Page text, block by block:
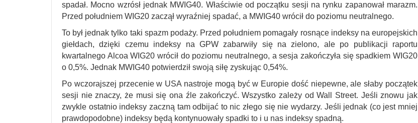
spadał. Mocno wzrósł jednak MWIG40. Właściwie od początku sesji na rynku zapanował marazm.
Przed południem WIG20 zaczął wyraźniej spadać, a MWIG40 wrócił do poziomu neutralnego.
To był jednak tylko taki spazm podaży. Przed południem pomagały rosnące indeksy na europejskich
giełdach, dzięki czemu indeksy na GPW zabarwiły się na zielono, ale po publikacji raportu
kwartalnego Alcoa WIG20 wrócił do poziomu neutralnego, a sesja zakończyła się spadkiem WIG20
o 0,5%. Jednak MWIG40 potwierdził swoją siłę zyskując 0,54%.
Po wczorajszej przecenie w USA nastroje mogą być w Europie dość niepewne, ale słaby początek
sesji nie znaczy, że musi się ona źle zakończyć. Wszystko zależy od Wall Street. Jeśli znowu jak
zwykle ostatnio indeksy zaczną tam odbijać to nic złego się nie wydarzy. Jeśli jednak (co jest mniej
prawdopodobne) indeksy będą kontynuowały spadki to i u nas indeksy spadną.